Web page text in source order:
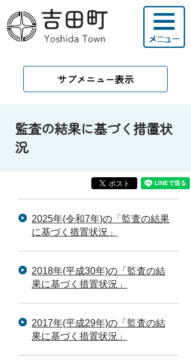
サブメニュー表示
監査の結果に基づく措置状
況
2025年(令和7年)の「監査の結果
に基づく措置状況」
2018年(平成30年)の「監査の結
果に基づく措置状況」
2017年(平成29年)の「監査の結
果に基づく措置状況」